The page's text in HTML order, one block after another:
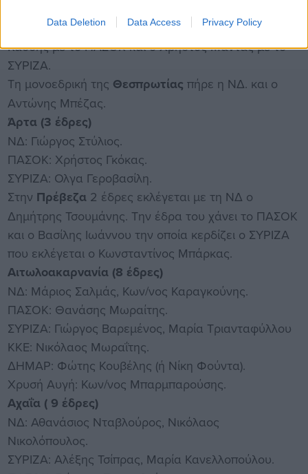
Data Deletion Data Access Privacy Policy
και ο Νίκος Εξαρχος. Επίσης εκλέγονται ο Μιχάλης
Κασσής με το ΠΑΣΟΚ και ο Χρήστος Μαντάς με το
ΣΥΡΙΖΑ.
Τη μονοεδρική της Θεσπρωτίας πήρε η ΝΔ. και ο
Αντώνης Μπέζας.
Άρτα (3 έδρες)
ΝΔ: Γιώργος Στύλιος.
ΠΑΣΟΚ: Χρήστος Γκόκας.
ΣΥΡΙΖΑ: Ολγα Γεροβασίλη.
Στην Πρέβεζα 2 έδρες εκλέγεται με τη ΝΔ ο
Δημήτρης Τσουμάνης. Την έδρα του χάνει το ΠΑΣΟΚ
και ο Βασίλης Ιωάννου την οποία κερδίζει ο ΣΥΡΙΖΑ
που εκλέγεται ο Κωνσταντίνος Μπάρκας.
Αιτωλοακαρνανία (8 έδρες)
ΝΔ: Μάριος Σαλμάς, Κων/νος Καραγκούνης.
ΠΑΣΟΚ: Θανάσης Μωραίτης.
ΣΥΡΙΖΑ: Γιώργος Βαρεμένος, Μαρία Τριανταφύλλου
ΚΚΕ: Νικόλαος Μωραΐτης.
ΔΗΜΑΡ: Φώτης Κουβέλης (ή Νίκη Φούντα).
Χρυσή Αυγή: Κων/νος Μπαρμπαρούσης.
Αχαΐα ( 9 έδρες)
ΝΔ: Αθανάσιος Νταβλούρος, Νικόλαος
Νικολόπουλος.
ΣΥΡΙΖΑ: Αλέξης Τσίπρας, Μαρία Κανελλοπούλου.